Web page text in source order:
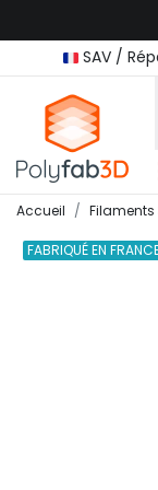
SAV /
Accueil Filaments
FABRIQUÉ EN